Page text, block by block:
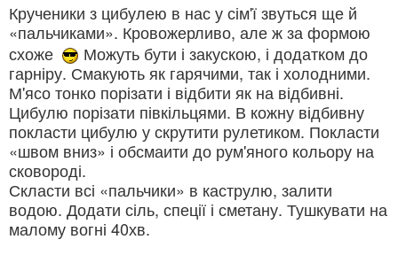
Крученики з цибулею в нас у сім'ї звуться ще й
«пальчиками». Кровожерливо, але ж за формою
схоже
Можуть бути і закускою, і додатком до
гарніру. Смакують як гарячими, так і холодними.
М'ясо тонко порізати і відбити як на відбивні.
Цибулю порізати півкільцями. В кожну відбивну
покласти цибулю у скрутити рулетиком. Покласти
«швом вниз» і обсмаити до рум'яного кольору на
сковороді.
Скласти всі «пальчики» в каструлю, залити
водою. Додати сіль, спеції і сметану. Тушкувати на
малому вогні 40хв.